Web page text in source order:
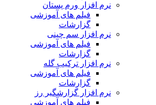
نرم افزار ورم پستان
فیلم های آموزشی
گزارشات
نرم افزار سم چینی
فیلم های آموزشی
گزارشات
نرم افزار ترکیب گله
فیلم های آموزشی
گزارشات
نرم افزار گزارشگیر رز
فیلم های آموزشی